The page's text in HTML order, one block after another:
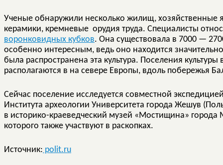
Ученые обнаружили несколько жилищ, хозяйственные
керамики, кремневые орудия труда. Специалисты
воронковидных кубков. Она существовала в 7000 —
особенно интересным, ведь оно находится
была распространена эта культура. Поселения
располагаются в на севере Европы, вдоль побережья
Сейчас поселение исследуется совместной
Института археологии Университета города Жешув
в историко-краеведческий музей «Мостищина» города
которого также участвуют в раскопках.
Источник: polit.ru